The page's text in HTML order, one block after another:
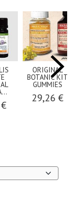
ORIGINAL
BOTANIC KIT
GUMMIES
29,26 €